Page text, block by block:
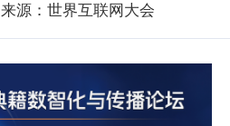
来源：世界互联网大会